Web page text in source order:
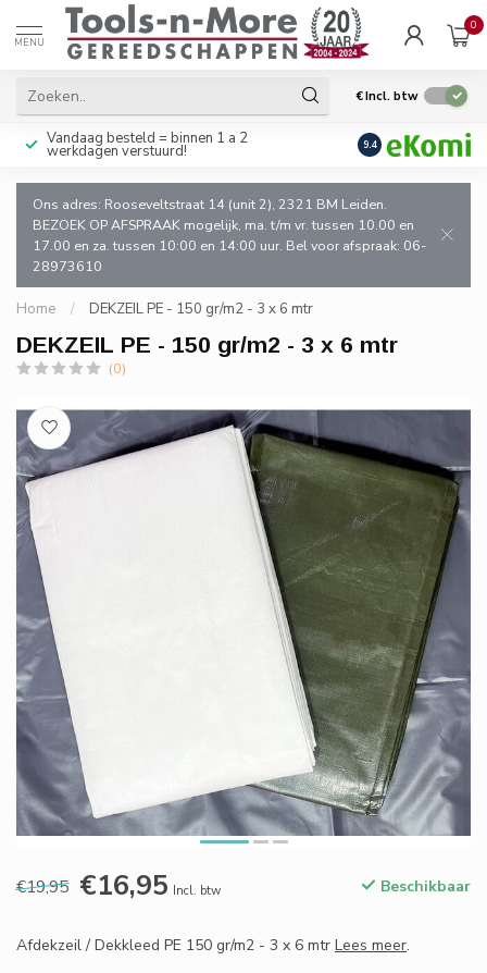
MENU
0
€Incl. btw
Vandaag besteld = binnen 1 a 2
werkdagen verstuurd!
Uitsluitend goede
en de vakman!
9.4
Ons adres: Rooseveltstraat 14 (unit 2), 2321 BM Leiden.
BEZOEK OP AFSPRAAK mogelijk, ma. t/m vr. tussen 10.00 en
17.00 en za. tussen 10:00 en 14:00 uur. Bel voor afspraak: 06-
28973610
Home / DEKZEIL PE - 150 gr/m2 - 3 x 6 mtr
DEKZEIL PE - 150 gr/m2 - 3 x 6 mtr
(0)
€19,95 €16,95 Incl. btw Beschikbaar
Afdekzeil / Dekkleed PE 150 gr/m2 - 3 x 6 mtr Lees meer.